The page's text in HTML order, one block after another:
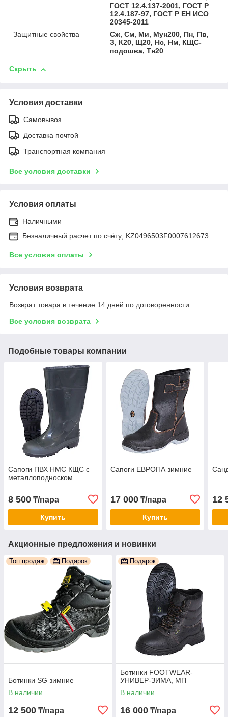
ГОСТ 12.4.137-2001, ГОСТ Р
12.4.187-97, ГОСТ Р ЕН ИСО
20345-2011
Защитные свойства
Сж, См, Ми, Мун200, Пн, Пв,
З, К20, Щ20, Нс, Нм, КЩС-
подошва, Тн20
Скрыть
Условия доставки
Самовывоз
Доставка почтой
Транспортная компания
Все условия доставки
Условия оплаты
Наличными
Безналичный расчет по счёту; KZ0496503F0007612673
Все условия оплаты
Условия возврата
Возврат товара в течение 14 дней по договоренности
Все условия возврата
Подобные товары компании
Сапоги ПВХ НМС КЩС с
металлоподноском
8 500 ₸/пара
Купить
Сапоги ЕВРОПА зимние
17 000₸/пара
Купить
12
Акционные предложения и новинки
Топ продаж Подарок
Ботинки SG зимние
В наличии
12 500 ₸/пара
Подарок
Ботинки FOOTWEAR-
УНИВЕР-ЗИМА, МП
В наличии
16 000 ₸/пара